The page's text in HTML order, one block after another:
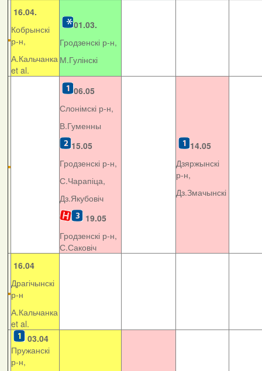
16.04.
Кобрынскі
р-н,
А.Кальчанка
et al.
01.03.
Гродзенскі р-н,
М.Гулінскі
06.05
Слонімскі р-н,
В.Гуменны
15.05
Гродзенскі р-н,
С.Чарапіца,
Дз.Якубовіч
19.05
Гродзенскі р-н,
С.Саковіч
14.05
Дзяржынскі
р-н,
Дз.Змачынскі
16.04
Драгічынскі
р-н
А.Кальчанка
et al.
03.04
Пружанскі
р-н,